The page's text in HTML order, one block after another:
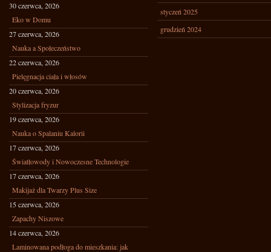
30 czerwca, 2026
Eko w Domu
27 czerwca, 2026
Nauka a Społeczeństwo
22 czerwca, 2026
Pielęgnacja ciała i włosów
20 czerwca, 2026
Stylizacja fryzur
19 czerwca, 2026
Nauka o Spalaniu Kalorii
17 czerwca, 2026
Światłowody i Nowoczesne Technologie
17 czerwca, 2026
Makijaż dla Twarzy Plus Size
15 czerwca, 2026
Zapachy Niszowe
14 czerwca, 2026
Laminowana podłoga do mieszkania: jak
styczeń 2025
grudzień 2024